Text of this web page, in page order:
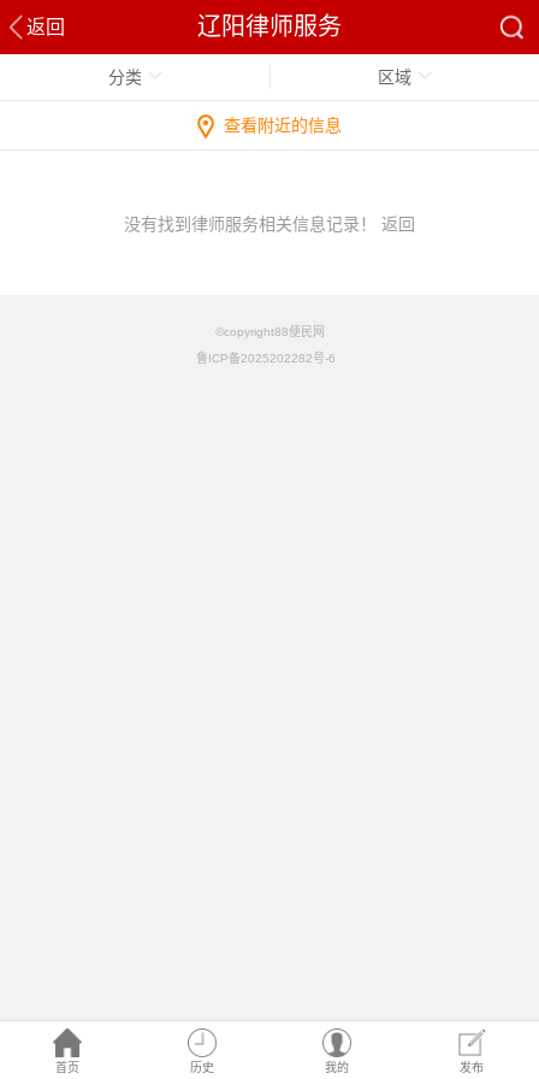
返回 辽阳律师服务
首页 历史 我的 发布
分类 区域
查看附近的信息
没有找到律师服务相关信息记录！ 返回
©copyright88便民网
鲁ICP备2025202282号-6